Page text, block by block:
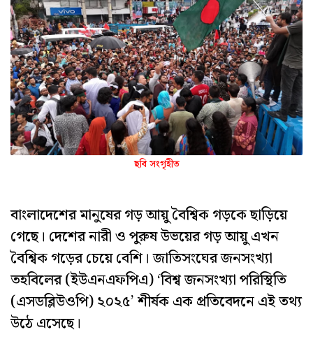
ছবি সংগৃহীত
বাংলাদেশের মানুষের গড় আয়ু বৈশ্বিক গড়কে ছাড়িয়ে
গেছে। দেশের নারী ও পুরুষ উভয়ের গড় আয়ু এখন
বৈশ্বিক গড়ের চেয়ে বেশি। জাতিসংঘের জনসংখ্যা
তহবিলের (ইউএনএফপিএ) ‘বিশ্ব জনসংখ্যা পরিস্থিতি
(এসডব্লিউওপি) ২০২৫’ শীর্ষক এক প্রতিবেদনে এই তথ্য
উঠে এসেছে।